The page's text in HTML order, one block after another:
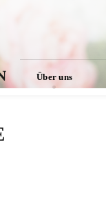
Über uns